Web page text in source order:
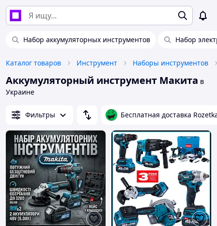
Набор аккумуляторных инструментов Набор
Каталог товаров Инструмент Наборы инструментов
Аккумуляторный инструмент Макита в
Украине
Фильтры Бесплатная доставка